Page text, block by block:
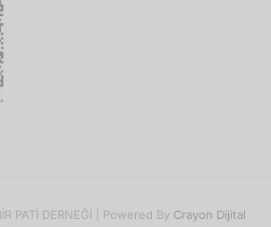
PATİ DERNEĞİ | Powered By Crayon Dijital